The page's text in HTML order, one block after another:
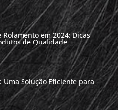
em 2024: Dicas
de Qualidade
Uma Solução Eficiente para